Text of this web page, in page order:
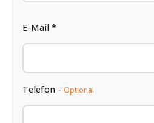
E-Mail *
Telefon - Optional